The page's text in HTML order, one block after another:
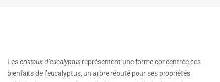
Lescristaux d’eucalyptus représentent une forme concentrée des
bienfaits de l’eucalyptus, un arbre réputé pour ses propriétés